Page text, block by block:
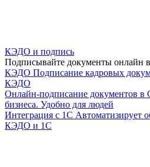
КЭДО и подпись
Подписывайте документы онлайн
КЭДО Подписание кадровых
КЭДО
Онлайн-подписание документов в
бизнеса. Удобно для людей
Интеграция с 1С Автоматизирует
КЭДО и 1С